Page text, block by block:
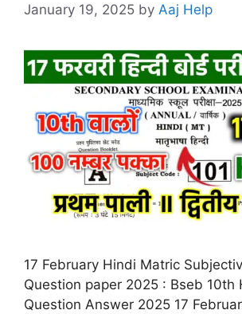
January 19, 2025 by Aaj Help
17 February Hindi Matric
Question paper 2025 : Bseb 10th
Question Answer 2025 17